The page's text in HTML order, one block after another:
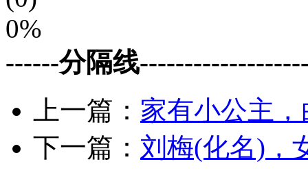
0%
------分隔线
上一篇： 家有小公主
下一篇： 刘梅(化名)，